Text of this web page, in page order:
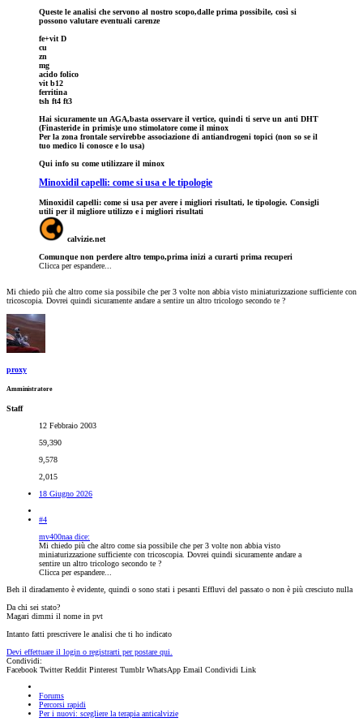
Queste le analisi che servono al nostro scopo,dalle prima possibile, così si
possono valutare eventuali carenze
fe+vit D
cu
zn
mg
acido folico
vit b12
ferritina
tsh ft4 ft3
Hai sicuramente un AGA,basta osservare il vertice, quindi ti serve un anti DHT
(Finasteride in primis)e uno stimolatore come il minox
Per la zona frontale servirebbe associazione di antiandrogeni topici (non so se il
tuo medico li conosce e lo usa)
Qui info su come utilizzare il minox
Minoxidil capelli: come si usa e le tipologie
Minoxidil capelli: come si usa per avere i migliori risultati, le tipologie. Consigli
utili per il migliore utilizzo e i migliori risultati
calvizie.net
Comunque non perdere altro tempo,prima inizi a curarti prima recuperi
Clicca per espandere...
Mi chiedo più che altro come sia possibile che per 3 volte non abbia visto miniaturizzazione sufficiente con
tricoscopia. Dovrei quindi sicuramente andare a sentire un altro tricologo secondo te ?
proxy
Amministratore
Staff
12 Febbraio 2003
59,390
9,578
2,015
18 Giugno 2026
#4
mv400naa dice:
Mi chiedo più che altro come sia possibile che per 3 volte non abbia visto
miniaturizzazione sufficiente con tricoscopia. Dovrei quindi sicuramente andare a
sentire un altro tricologo secondo te ?
Clicca per espandere...
Beh il diradamento è evidente, quindi o sono stati i pesanti Effluvi del passato o non è più cresciuto nulla
Da chi sei stato?
Magari dimmi il nome in pvt
Intanto fatti prescrivere le analisi che ti ho indicato
Devi effettuare il login o registrarti per postare qui.
Condividi:
Facebook Twitter Reddit Pinterest Tumblr WhatsApp Email Condividi Link
Forums
Percorsi rapidi
Per i nuovi: scegliere la terapia anticalvizie